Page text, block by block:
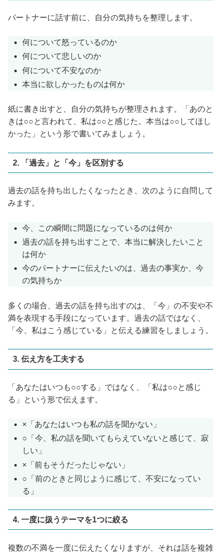
パートナーに話す前に、自分の気持ちを整理します。
何について怒っているのか
何について悲しいのか
何について不安なのか
本当に欲しかったものは何か
紙に書き出すと、自分の気持ちが整理されます。「あのと
きは○○と言われて、私は○○と感じた。本当は○○してほし
かった」という形で書いてみましょう。
2. 「過去」と「今」を区別する
過去の話を持ち出したくなったとき、次のように自問して
みます。
今、この瞬間に問題になっているのは何か
過去の話を持ち出すことで、本当に解決したいこと
は何か
今のパートナーに伝えたいのは、過去の事実か、今
の気持ちか
多くの場合、過去の話を持ち出すのは、「今」の不安や不
満を表現する手段になっています。過去の話ではなく、
「今、私はこう感じている」と伝える練習をしましょう。
3. 伝え方を工夫する
「あなたはいつも○○する」ではなく、「私は○○と感じ
る」という形で伝えます。
×「あなたはいつも私の話を聞かない」
○「今、私の話を聞いてもらえていないと感じて、寂
しい」
×「前もそうだったじゃない」
○「前のときと同じように感じて、不安になってい
る」
4. 一度に扱うテーマを1つに絞る
複数の不満を一度に伝えたくなりますが、それは話を複雑